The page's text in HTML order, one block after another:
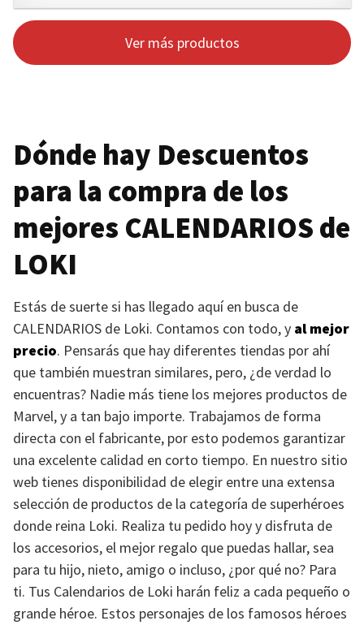
Ver más productos
Dónde hay Descuentos
para la compra de los
mejores CALENDARIOS de
LOKI
Estás de suerte si has llegado aquí en busca de
CALENDARIOS de Loki. Contamos con todo, y al mejor
precio. Pensarás que hay diferentes tiendas por ahí
que también muestran similares, pero, ¿de verdad lo
encuentras? Nadie más tiene los mejores productos de
Marvel, y a tan bajo importe. Trabajamos de forma
directa con el fabricante, por esto podemos garantizar
una excelente calidad en corto tiempo. En nuestro sitio
web tienes disponibilidad de elegir entre una extensa
selección de productos de la categoría de superhéroes
donde reina Loki. Realiza tu pedido hoy y disfruta de
los accesorios, el mejor regalo que puedas hallar, sea
para tu hijo, nieto, amigo o incluso, ¿por qué no? Para
ti. Tus Calendarios de Loki harán feliz a cada pequeño o
grande héroe. Estos personajes de los famosos héroes